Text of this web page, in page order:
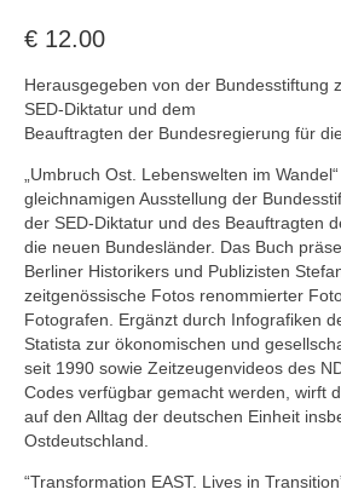
€ 12.00
Herausgegeben von der Bundesstiftung
SED-Diktatur und dem
Beauftragten der Bundesregierung für
„Umbruch Ost. Lebenswelten im
gleichnamigen Ausstellung der
der SED-Diktatur und des Beauftragten
die neuen Bundesländer. Das Buch
Berliner Historikers und Publizisten
zeitgenössische Fotos renommierter
Fotografen. Ergänzt durch Infografiken
Statista zur ökonomischen und
seit 1990 sowie Zeitzeugenvideos des
Codes verfügbar gemacht werden, wirft
auf den Alltag der deutschen Einheit
Ostdeutschland.
“Transformation EAST. Lives in